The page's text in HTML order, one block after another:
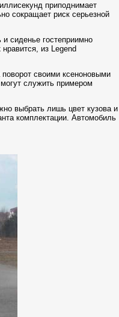
приподнимает
сокращает риск серьезной
сиденье гостеприимно
из Legend
своими ксеноновыми
служить примером
выбрать лишь цвет кузова и
комплектации. Автомобиль